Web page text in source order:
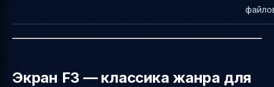
Экран F3 — классика жанра для